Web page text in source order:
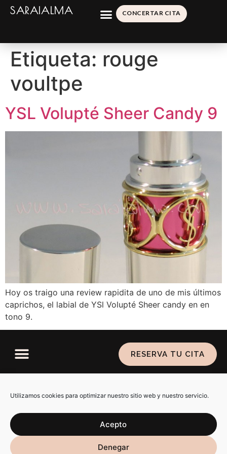
Utilizamos cookies para optimizar nuestro sitio web y nuestro servicio.
Acepto
Denegar
SARAIALMA CONCERTAR CITA
Etiqueta: rouge
voultpe
YSL Volupté Sheer Candy 9
Hoy os traigo una review rapidita de uno de mis últimos
caprichos, el labial de YSl Volupté Sheer candy en en
tono 9.
RESERVA TU CITA
cookies
SARAIALMA @ 2026 ALL RIGHTS RESERVED. DISEÑO WEB
PORRÚBRIKA